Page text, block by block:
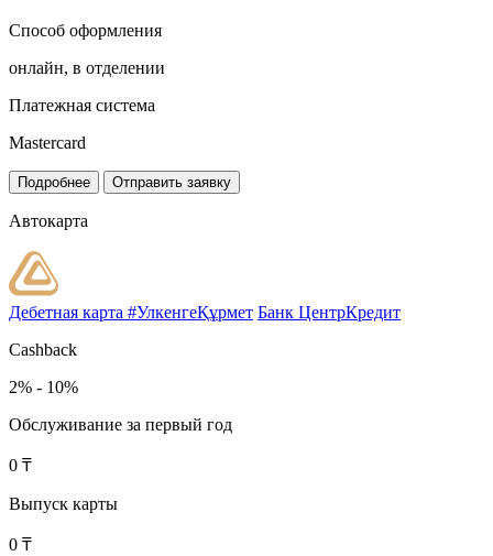
Способ оформления
онлайн, в отделении
Платежная система
Mastercard
Подробнее Отправить заявку
Автокарта
Дебетная карта #УлкенгеҚұрмет Банк ЦентрКредит
Cashback
2% - 10%
Обслуживание за первый год
0 ₸
Выпуск карты
0 ₸